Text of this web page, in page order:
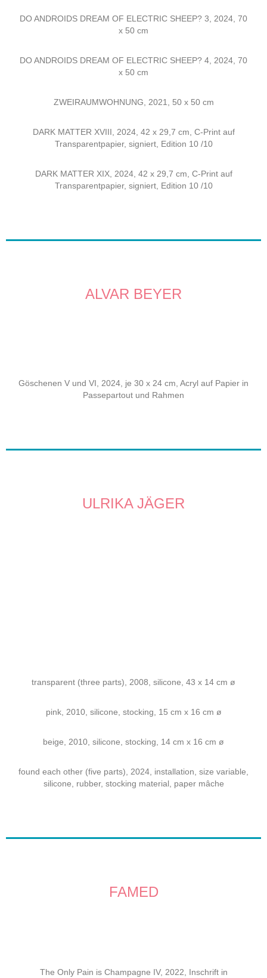
DO ANDROIDS DREAM OF ELECTRIC SHEEP? 3, 2024, 70
x 50 cm
DO ANDROIDS DREAM OF ELECTRIC SHEEP? 4, 2024, 70
x 50 cm
ZWEIRAUMWOHNUNG, 2021, 50 x 50 cm
DARK MATTER XVIII, 2024, 42 x 29,7 cm, C-Print auf
Transparentpapier, signiert, Edition 10 /10
DARK MATTER XIX, 2024, 42 x 29,7 cm, C-Print auf
Transparentpapier, signiert, Edition 10 /10
ALVAR BEYER
Göschenen V und VI, 2024, je 30 x 24 cm, Acryl auf Papier in
Passepartout und Rahmen
ULRIKA JÄGER
transparent (three parts), 2008, silicone, 43 x 14 cm ø
pink, 2010, silicone, stocking, 15 cm x 16 cm ø
beige, 2010, silicone, stocking, 14 cm x 16 cm ø
found each other (five parts), 2024, installation, size variable,
silicone, rubber, stocking material, paper mâche
FAMED
The Only Pain is Champagne IV, 2022, Inschrift in